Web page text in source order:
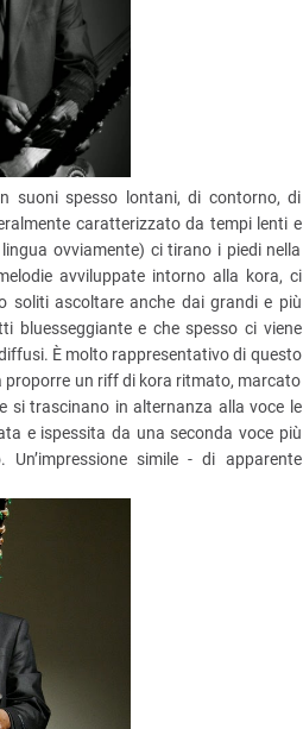
suoni spesso lontani, di contorno, di
caratterizzato da tempi lenti e
ovviamente) ci tirano i piedi nella
avviluppate intorno alla kora, ci
soliti ascoltare anche dai grandi e più
bluesseggiante e che spesso ci viene
È molto rappresentativo di questo
proporre un riff di kora ritmato, marcato
si trascinano in alternanza alla voce le
e ispessita da una seconda voce più
simile - di apparente